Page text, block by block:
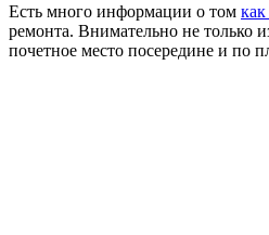
Есть много информации о том
ремонта. Внимательно не только
почетное место посередине и по